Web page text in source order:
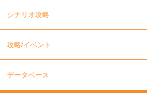
シナリオ攻略
攻略/イベント
データベース